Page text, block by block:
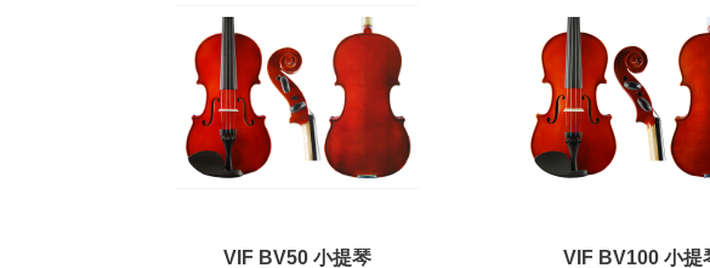
VIF BV50 小提琴 VIF BV100 小提